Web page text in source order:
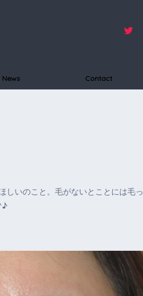
News Contact
しいのこと。毛がないとことには毛っ